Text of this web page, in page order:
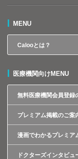
MENU
Calooとは？
医療機関向けMENU
無料医療機関会員登録
プレミアム掲載のご案
漫画でわかるプレミア
ドクターズインタビュ